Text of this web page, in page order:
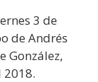
3 de
de Andrés
González,